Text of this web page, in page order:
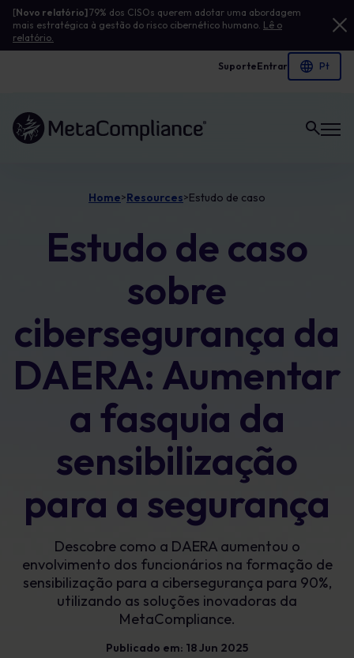
[Novo relatório]79% dos CISOs querem adotar uma abordagem
mais estratégica à gestão do risco cibernético humano. Lê o
relatório.
SuporteEntrar
Ligação à página inicial
Home>Resources>Estudo de caso
Estudo de caso
sobre
cibersegurança da
DAERA: Aumentar
a fasquia da
sensibilização
para a segurança
Descobre como a DAERA aumentou o
envolvimento dos funcionários na formação de
sensibilização para a cibersegurança para 90%,
utilizando as soluções inovadoras da
MetaCompliance.
Publicado em: 18 Jun 2025